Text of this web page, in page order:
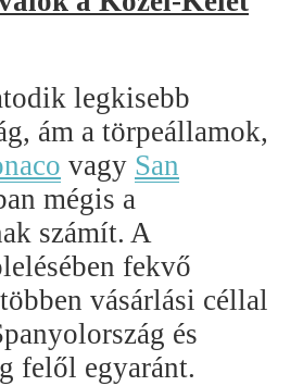
legkisebb
ám a törpeállamok,
vagy San
mégis a
számít. A
fekvő
vásárlási céllal
és
felől egyaránt.